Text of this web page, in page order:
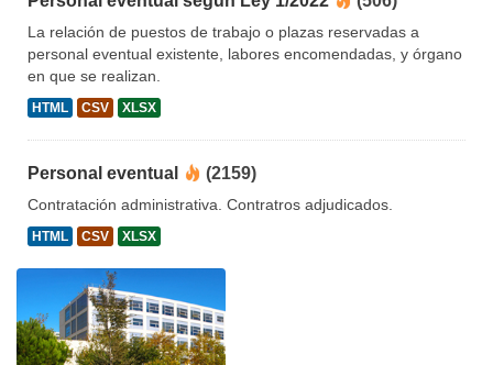
La relación de puestos de trabajo o plazas reservadas a
personal eventual existente, labores encomendadas, y órgano
en que se realizan.
HTML CSV XLSX
Personal eventual (2159)
Contratación administrativa. Contratros adjudicados.
HTML CSV XLSX